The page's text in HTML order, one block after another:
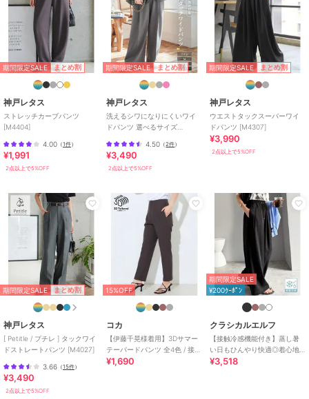
ウエスト幅 34-48
ヒップ幅 51.5
前股上 34
前下 74
ワタリ幅 30.5
裾幅 24.5#コウベレタス
期間限定セール開催中
ブランド 神戸レタス
ショップ 神戸レタス
性別タイプ
レディース
／スラックス
カラー
ブラック、エクリュ、グレー、ネ
サイズ
プチM,M,トールM,プチL,L,トール
L
素材
ポリエステル95% ポリウレタン
5%
商品のお取り扱い方法
特徴
パンツ
期間限定SALE まとめ割
神戸レタス
ストレッチカーブパンツ
[M4404]
4.00 （1件）
¥1,991
2点以上で5%OFF
期間限定SALE まとめ割
神戸レタス
洗えるシワになりにくいワイ
ドパンツ 選べるサイズ
4.50 （2件）
¥3,490
2点以上で5%OFF
期間限定SALE まとめ割
神戸レタス
ウエストタックスーパーワイ
ドパンツ [M4307]
¥3,990
2点以上で5%OFF
期間限定SALE まとめ割
神戸レタス
[ Petitle / プチレ ] タックワイ
ドストレートパンツ [M4027]
3.66 （15件）
¥3,490
2点以上で5%OFF
15%OFF
コカ
【伊藤千晃様着用】3Dサマー
テーパードパンツ 全4色 / 接触
冷感・シワになりにくい
¥1,690
期間限定SALE
¥200ｸｰﾎﾟﾝ
クラシカルエルフ
【接触冷感機能付き】蒸し暑
い日もひんやり快適◎着心地
ときちんと見えを両立。 イー
¥3,518